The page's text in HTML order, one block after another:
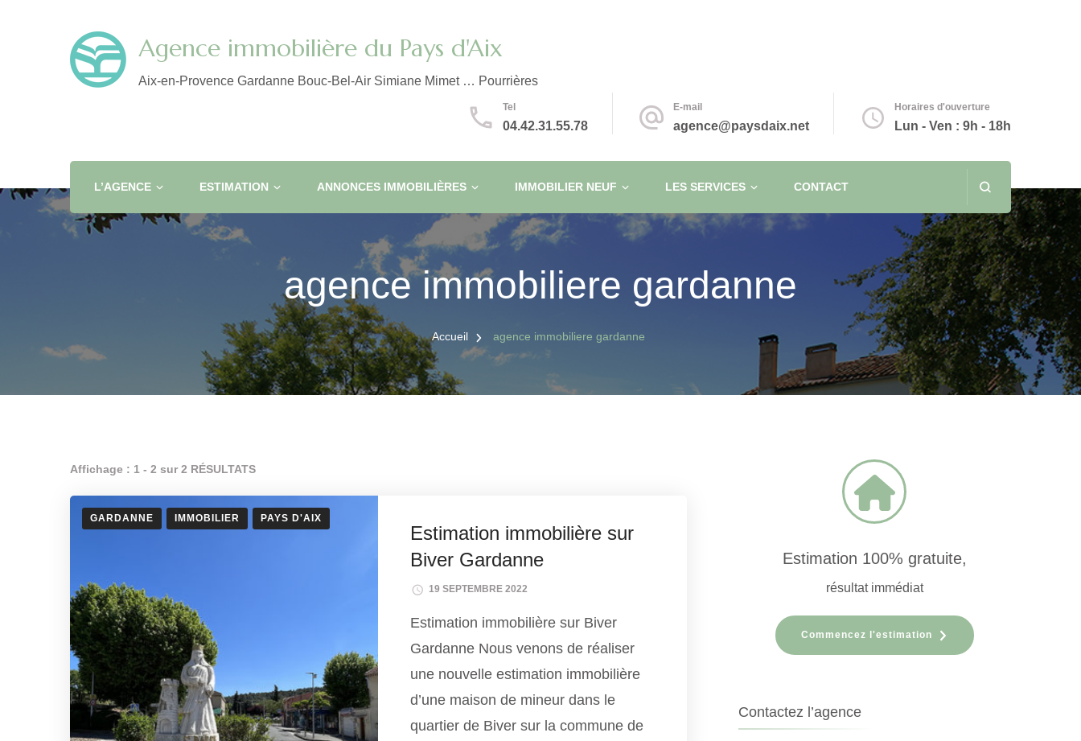
Agence immobilière du Pays d'Aix
Aix-en-Provence Gardanne Bouc-Bel-Air Simiane Mimet … Pourrières
Tel
04.42.31.55.78
E-mail
agence@paysdaix.net
Horaires d'ouverture
Lun - Ven : 9h - 18h
L’AGENCE ESTIMATION ANNONCES IMMOBILIÈRES IMMOBILIER NEUF LES SERVICES CONTACT
agence immobiliere gardanne
Accueil agence immobiliere gardanne
Affichage : 1 - 2 sur 2 RÉSULTATS
GARDANNE IMMOBILIER PAYS D'AIX
Estimation immobilière sur
Biver Gardanne
19 SEPTEMBRE 2022
Estimation immobilière sur Biver
Gardanne Nous venons de réaliser
une nouvelle estimation immobilière
d’une maison de mineur dans le
quartier de Biver sur la commune de
Estimation 100% gratuite,
résultat immédiat
Commencez l'estimation
Contactez l’agence